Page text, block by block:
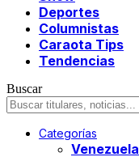
Deportes
Columnistas
Caraota Tips
Tendencias
Buscar
Categorías
Venezuela